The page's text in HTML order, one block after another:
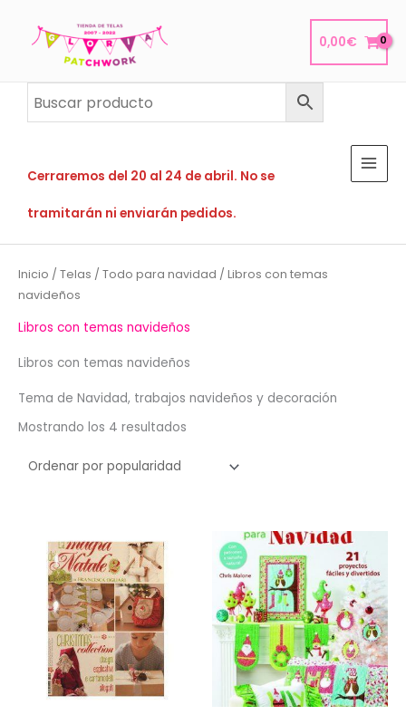
0,00€
Cerraremos del 20 al 24 de abril. No se
tramitarán ni enviarán pedidos.
Inicio / Telas / Todo para navidad / Libros con temas
navideños
Libros con temas navideños
Libros con temas navideños
Tema de Navidad, trabajos navideños y decoración
Mostrando los 4 resultados